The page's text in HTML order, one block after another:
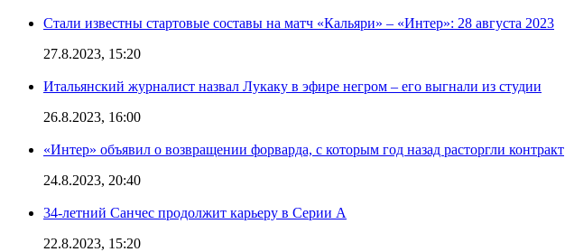
Стали известны стартовые составы на матч «Кальяри» – «Интер»: 28 августа 2023
27.8.2023, 15:20
Итальянский журналист назвал Лукаку в эфире негром – его выгнали из студии
26.8.2023, 16:00
«Интер» объявил о возвращении форварда, с которым год назад расторгли контракт
24.8.2023, 20:40
34-летний Санчес продолжит карьеру в Серии А
22.8.2023, 15:20